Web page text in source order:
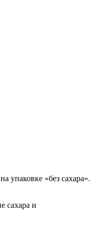
упаковке «без сахара».
сахара и